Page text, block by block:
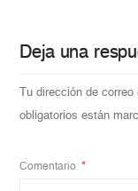
Deja una
Tu dirección de
obligatorios están
Comentario *